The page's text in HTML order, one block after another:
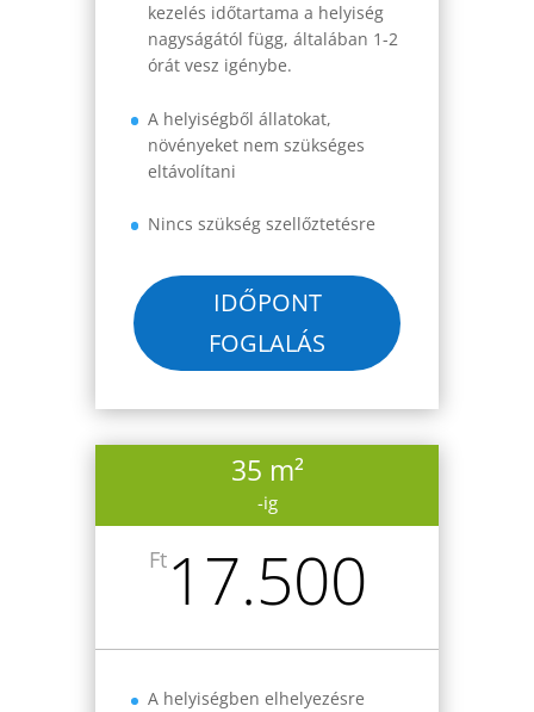
kezelés időtartama a helyiség
nagyságától függ, általában 1-2
órát vesz igénybe.
A helyiségből állatokat,
növényeket nem szükséges
eltávolítani
Nincs szükség szellőztetésre
IDŐPONT
FOGLALÁS
35 m²
-ig
Ft 17.500
A helyiségben elhelyezésre